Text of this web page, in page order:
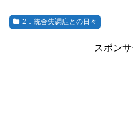
2．統合失調症との日々
スポン